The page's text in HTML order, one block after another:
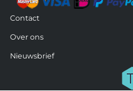
Contact
Over ons
Nieuwsbrief